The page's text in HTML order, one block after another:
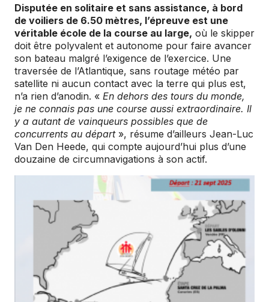
Disputée en solitaire et sans assistance, à bord
de voiliers de 6.50 mètres, l’épreuve est une
véritable école de la course au large, où le skipper
doit être polyvalent et autonome pour faire avancer
son bateau malgré l’exigence de l’exercice. Une
traversée de l’Atlantique, sans routage météo par
satellite ni aucun contact avec la terre qui plus est,
n’a rien d’anodin. « En dehors des tours du monde,
je ne connais pas une course aussi extraordinaire. Il
y a autant de vainqueurs possibles que de
concurrents au départ», résume d’ailleurs Jean-Luc
Van Den Heede, qui compte aujourd’hui plus d’une
douzaine de circumnavigations à son actif.